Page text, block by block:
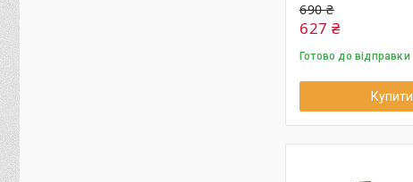
690 ₴
627 ₴
Готово до відправки
Купити